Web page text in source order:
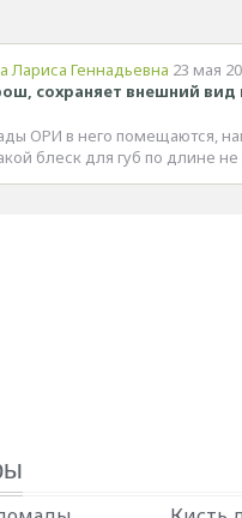
Лариса Геннадьевна 23 мая
сохраняет внешний
ОРИ в него помещаются,
блеск для губ по длине не